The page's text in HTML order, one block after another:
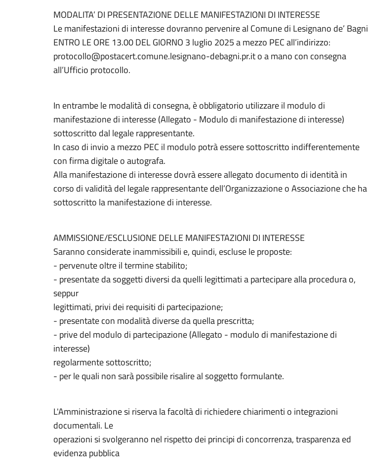
MODALITA’ DI PRESENTAZIONE DELLE MANIFESTAZIONI DI INTERESSE
Le manifestazioni di interesse dovranno pervenire al Comune di Lesignano de’ Bagni
ENTRO LE ORE 13.00 DEL GIORNO 3 luglio 2025 a mezzo PEC all’indirizzo:
protocollo@postacert.comune.lesignano-debagni.pr.it o a mano con consegna
all’Ufficio protocollo.
In entrambe le modalità di consegna, è obbligatorio utilizzare il modulo di
manifestazione di interesse (Allegato - Modulo di manifestazione di interesse)
sottoscritto dal legale rappresentante.
In caso di invio a mezzo PEC il modulo potrà essere sottoscritto indifferentemente
con firma digitale o autografa.
Alla manifestazione di interesse dovrà essere allegato documento di identità in
corso di validità del legale rappresentante dell’Organizzazione o Associazione che ha
sottoscritto la manifestazione di interesse.
AMMISSIONE/ESCLUSIONE DELLE MANIFESTAZIONI DI INTERESSE
Saranno considerate inammissibili e, quindi, escluse le proposte:
- pervenute oltre il termine stabilito;
- presentate da soggetti diversi da quelli legittimati a partecipare alla procedura o,
seppur
legittimati, privi dei requisiti di partecipazione;
- presentate con modalità diverse da quella prescritta;
- prive del modulo di partecipazione (Allegato - modulo di manifestazione di
interesse)
regolarmente sottoscritto;
- per le quali non sarà possibile risalire al soggetto formulante.
L'Amministrazione si riserva la facoltà di richiedere chiarimenti o integrazioni
documentali. Le
operazioni si svolgeranno nel rispetto dei principi di concorrenza, trasparenza ed
evidenza pubblica